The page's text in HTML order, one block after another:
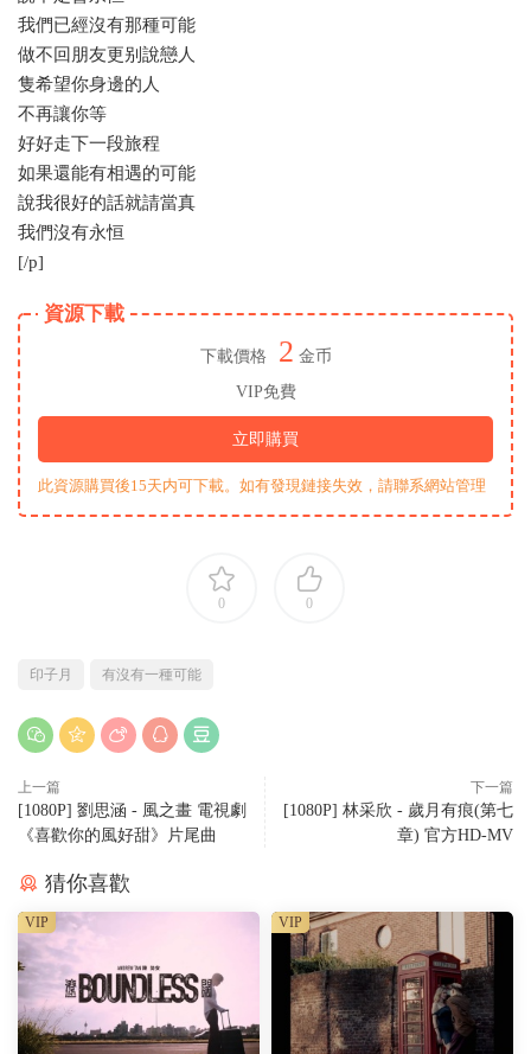
我們已經沒有那種可能
做不回朋友更别說戀人
隻希望你身邊的人
不再讓你等
好好走下一段旅程
如果還能有相遇的可能
說我很好的話就請當真
我們沒有永恒
[/p]
資源下載
下載價格 2 金币
VIP免費
立即購買
此資源購買後15天内可下載。如有發現鏈接失效，請聯系網站管理
0 0
印子月 有沒有一種可能
上一篇
[1080P] 劉思涵 - 風之畫 電視劇
《喜歡你的風好甜》片尾曲
下一篇
[1080P] 林采欣 - 歲月有痕(第七
章) 官方HD-MV
猜你喜歡
VIP VIP